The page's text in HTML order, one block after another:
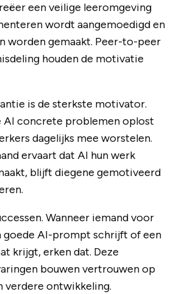
een veilige leeromgeving
wordt aangemoedigd en
worden gemaakt. Peer-to-peer
houden de motivatie
is de sterkste motivator.
AI concrete problemen oplost
dagelijks mee worstelen.
ervaart dat AI hun werk
blijft diegene gemotiveerd
Wanneer iemand voor
goede AI-prompt schrijft of een
krijgt, erken dat. Deze
bouwen vertrouwen op
verdere ontwikkeling.